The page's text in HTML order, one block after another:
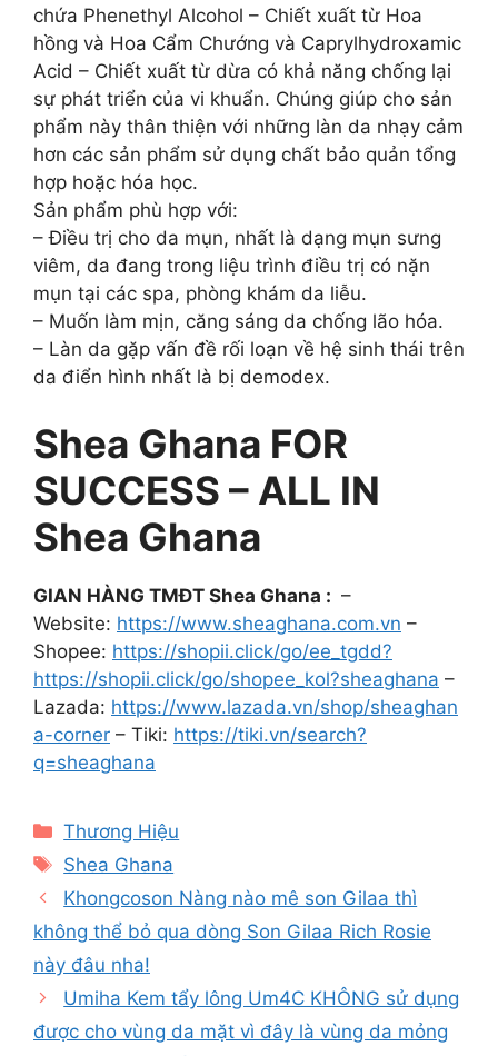
chứa Phenethyl Alcohol – Chiết xuất từ Hoa
hồng và Hoa Cẩm Chướng và Caprylhydroxamic
Acid – Chiết xuất từ dừa có khả năng chống lại
sự phát triển của vi khuẩn. Chúng giúp cho sản
phẩm này thân thiện với những làn da nhạy cảm
hơn các sản phẩm sử dụng chất bảo quản tổng
hợp hoặc hóa học.
Sản phẩm phù hợp với:
– Điều trị cho da mụn, nhất là dạng mụn sưng
viêm, da đang trong liệu trình điều trị có nặn
mụn tại các spa, phòng khám da liễu.
– Muốn làm mịn, căng sáng da chống lão hóa.
– Làn da gặp vấn đề rối loạn về hệ sinh thái trên
da điển hình nhất là bị demodex.
Shea Ghana FOR
SUCCESS – ALL IN
Shea Ghana
GIAN HÀNG TMĐT Shea Ghana : –
Website: https://www.sheaghana.com.vn –
Shopee: https://shopii.click/go/ee_tgdd?
https://shopii.click/go/shopee_kol?sheaghana –
Lazada: https://www.lazada.vn/shop/sheaghan
a-corner – Tiki: https://tiki.vn/search?
q=sheaghana
Categories
Thương Hiệu
Tags
Shea Ghana
Khongcoson Nàng nào mê son Gilaa thì
không thể bỏ qua dòng Son Gilaa Rich Rosie
này đâu nha!
Umiha Kem tẩy lông Um4C KHÔNG sử dụng
được cho vùng da mặt vì đây là vùng da mỏng